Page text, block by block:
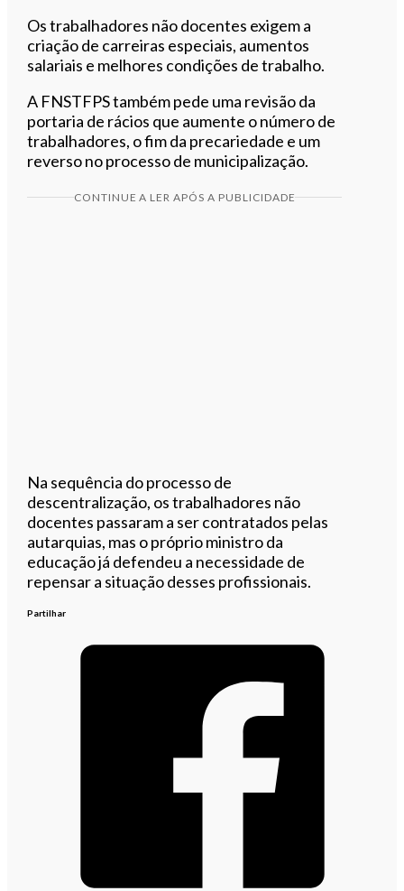
Os trabalhadores não docentes exigem a
criação de carreiras especiais, aumentos
salariais e melhores condições de trabalho.
A FNSTFPS também pede uma revisão da
portaria de rácios que aumente o número de
trabalhadores, o fim da precariedade e um
reverso no processo de municipalização.
CONTINUE A LER APÓS A PUBLICIDADE
Na sequência do processo de
descentralização, os trabalhadores não
docentes passaram a ser contratados pelas
autarquias, mas o próprio ministro da
educação já defendeu a necessidade de
repensar a situação desses profissionais.
Partilhar